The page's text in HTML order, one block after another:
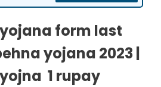
form last
yojana 2023 |
yojna 1 rupay